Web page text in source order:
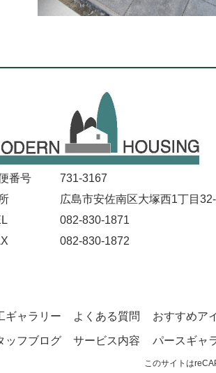
番号
731-3167
広島市安佐南区大塚西1丁目
082-830-1871
082-830-1872
ギャラリー おすすめア
サービス内容
よくある質問
ッフブログ パースギャ
このサイトは